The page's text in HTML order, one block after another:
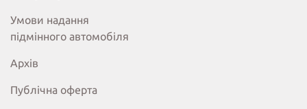
Умови надання
підмінного автомобіля
Архів
Публічна оферта